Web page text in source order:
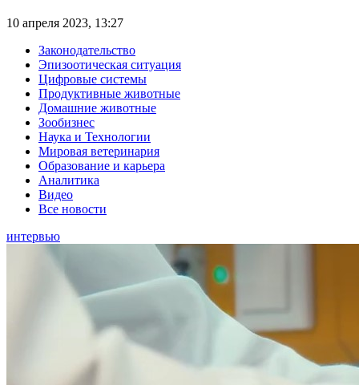
10 апреля 2023, 13:27
Законодательство
Эпизоотическая ситуация
Цифровые системы
Продуктивные животные
Домашние животные
Зообизнес
Наука и Технологии
Мировая ветеринария
Образование и карьера
Аналитика
Видео
Все новости
интервью